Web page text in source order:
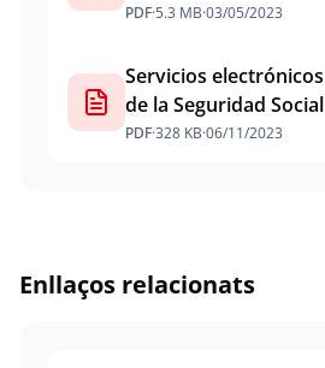
PDF·5.3 MB·03/05/2023
Servicios electrónicos
de la Seguridad Social
PDF·328 KB·06/11/2023
Enllaços relacionats